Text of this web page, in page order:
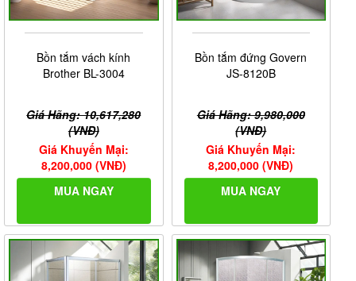
Bồn tắm vách kính
Brother BL-3004
Giá Hãng: 10,617,280
(VNĐ)
Giá Khuyến Mại:
8,200,000 (VNĐ)
MUA NGAY
Bồn tắm đứng Govern
JS-8120B
Giá Hãng: 9,980,000
(VNĐ)
Giá Khuyến Mại:
8,200,000 (VNĐ)
MUA NGAY